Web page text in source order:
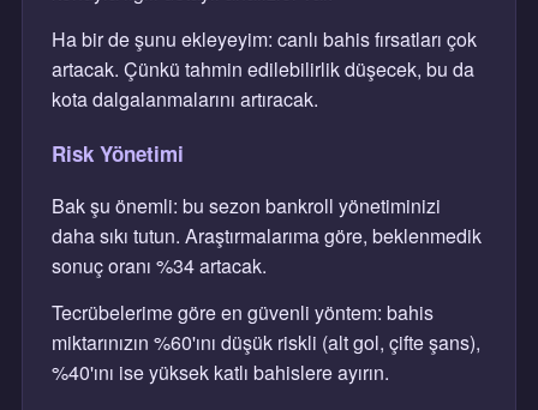
Ha bir de şunu ekleyeyim: canlı bahis fırsatları çok
artacak. Çünkü tahmin edilebilirlik düşecek, bu da
kota dalgalanmalarını artıracak.
Risk Yönetimi
Bak şu önemli: bu sezon bankroll yönetiminizi
daha sıkı tutun. Araştırmalarıma göre, beklenmedik
sonuç oranı %34 artacak.
Tecrübelerime göre en güvenli yöntem: bahis
miktarınızın %60'ını düşük riskli (alt gol, çifte şans),
%40'ını ise yüksek katlı bahislere ayırın.